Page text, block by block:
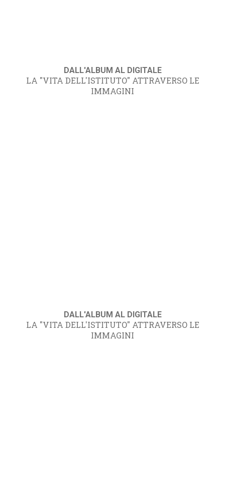
DALL'ALBUM AL DIGITALE
LA "VITA DELL'ISTITUTO" ATTRAVERSO LE
IMMAGINI
DALL'ALBUM AL DIGITALE
LA "VITA DELL'ISTITUTO" ATTRAVERSO LE
IMMAGINI